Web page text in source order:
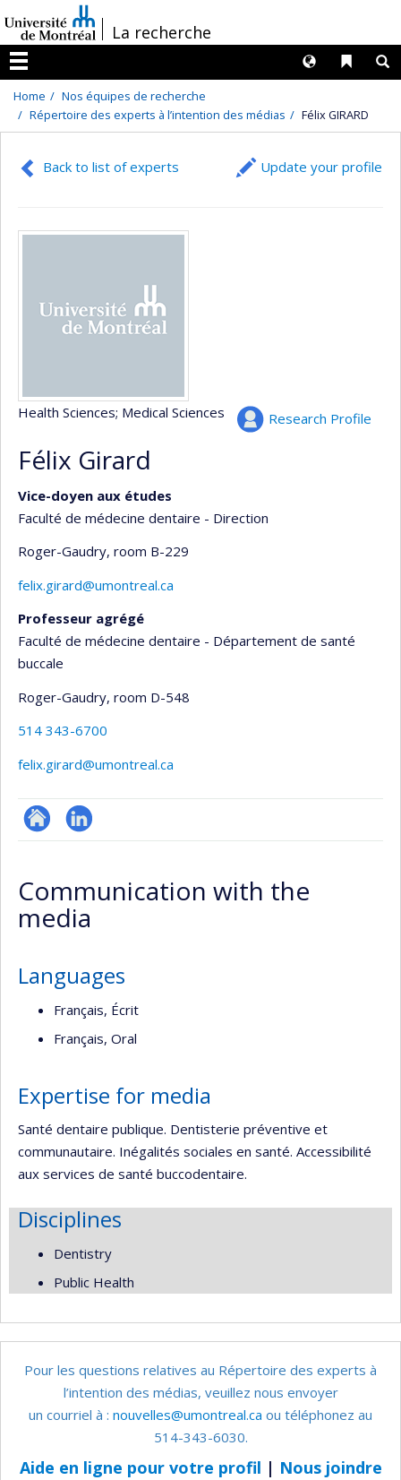
au
contenu
/La recherche
Menu
Liens
Langues
Home
Nos équipes de recherche
Répertoire des experts à l’intention des médias
Félix GIRARD
Back to list of experts Update your profile
Research Profile
Health Sciences; Medical Sciences
Félix Girard
Vice-doyen aux études
Faculté de médecine dentaire - Direction
Roger-Gaudry, room B-229
felix.girard@umontreal.ca
Professeur agrégé
Faculté de médecine dentaire - Département de santé
buccale
Roger-Gaudry, room D-548
514 343-6700
felix.girard@umontreal.ca
ResearchGate
LinkedIn
Communication with the
media
Languages
Français, Écrit
Français, Oral
Expertise for media
Santé dentaire publique. Dentisterie préventive et
communautaire. Inégalités sociales en santé. Accessibilité
aux services de santé buccodentaire.
Disciplines
Dentistry
Public Health
Pour les questions relatives au Répertoire des experts à
l’intention des médias, veuillez nous envoyer
un courriel à : nouvelles@umontreal.ca ou téléphonez au
514-343-6030.
Aide en ligne pour votre profil | Nous joindre